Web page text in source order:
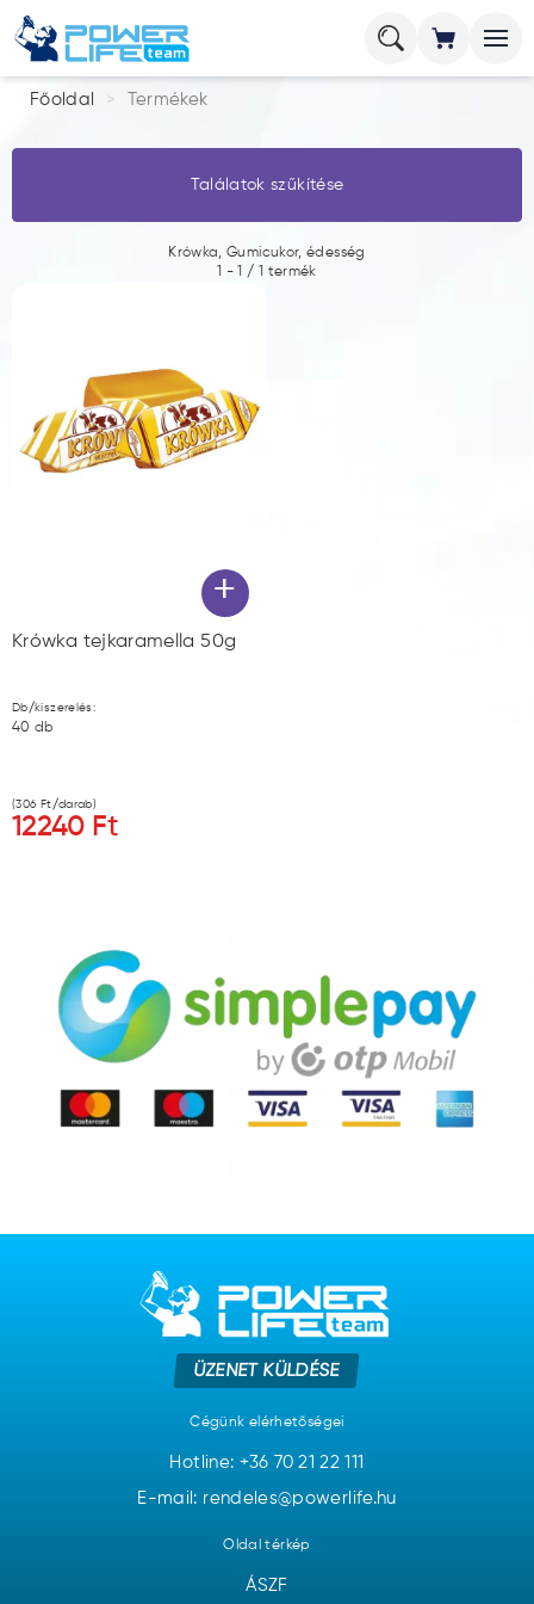
Főoldal Termékek
Találatok szűkítése
Krówka, Gumicukor, édesség
1 -1 / 1 termék
+
Krówka tejkaramella 50g
Db/kiszerelés:
40 db
(306 Ft/darab)
12240Ft
ÜZENET KÜLDÉSE
Cégünk elérhetőségei
Hotline: +36 70 21 22 111
E-mail: rendeles@powerlife.hu
Oldal térkép
ÁSZF